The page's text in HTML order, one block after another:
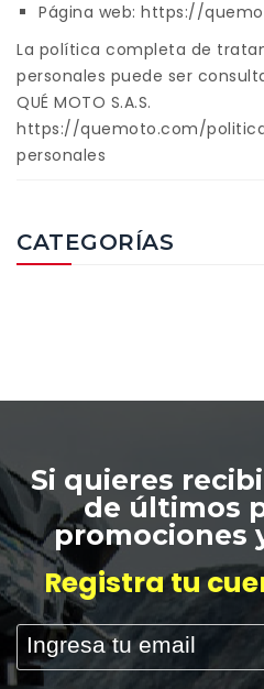
ESCRIBA Y
Página web: https://
La política completa de
personales puede ser
QUÉ MOTO S.A.S.
https://quemoto.com/
personales
CATEGORÍAS
Si quieres
de últimos
promociones
Registra tu